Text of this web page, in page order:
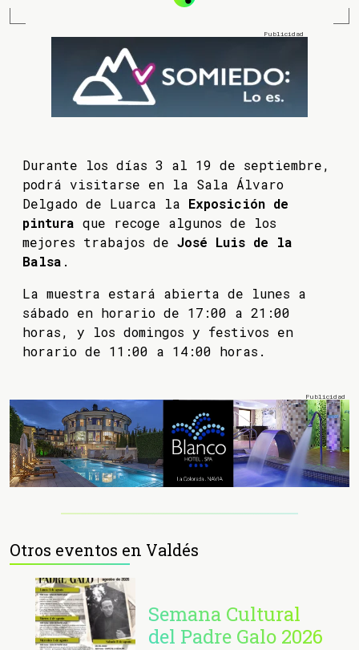
Durante los días 3 al 19 de septiembre,
podrá visitarse en la Sala Álvaro
Delgado de Luarca la Exposición de
pintura que recoge algunos de los
mejores trabajos de José Luis de la
Balsa .
La muestra estará abierta de lunes a
sábado en horario de 17:00 a 21:00
horas, y los domingos y festivos en
horario de 11:00 a 14:00 horas.
Otros eventos en Valdés
Semana Cultural
del Padre Galo 2026